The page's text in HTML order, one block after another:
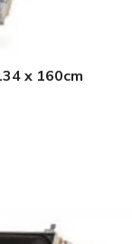
x 160cm